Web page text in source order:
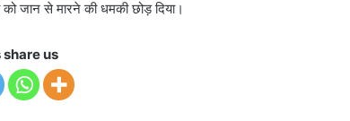
को जान से मारने की धमकी छोड़ दिया।
share us